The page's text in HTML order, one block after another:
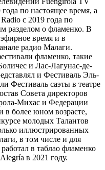
года по настоящее время, а
с 2019 года по
разделом о фламенко. В
время и в
радио Малаги.
фламенко, такие
и Лас-Лагунас-де-
и Фестиваль Эль-
Фестиваль саэты в театре
Совета директоров
Михас и Федерации
в более юном возрасте,
молодых Талантов
иллюстрированных
в том числе и для
в таблао фламенко
в 2021 году.